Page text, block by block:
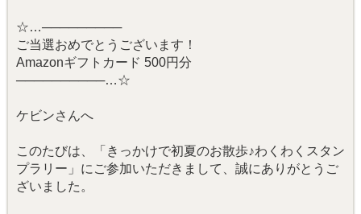
☆…─────────
ご当選おめでとうございます！
Amazonギフトカード 500円分
──────────…☆
ケビンさんへ
このたびは、「きっかけで初夏のお散歩♪わくわくスタン
プラリー」にご参加いただきまして、誠にありがとうご
ざいました。